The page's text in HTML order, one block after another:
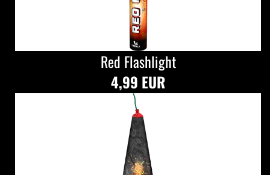
Red Flashlight
4,99 EUR